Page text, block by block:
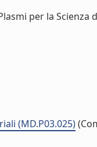
per la Scienza
(MD.P03.025)